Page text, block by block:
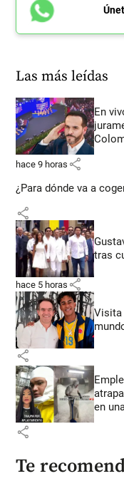
Las más leídas
En
hace 9 horas share
¿Para dónde va a
share
tras
hace 5 horas share
Visita
share
en
share
Te